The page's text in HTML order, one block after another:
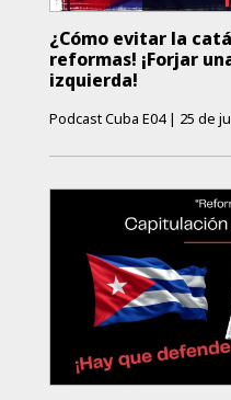
¿Cómo evitar la
reformas! ¡Forjar
izquierda!
Podcast Cuba E04 | 25 de